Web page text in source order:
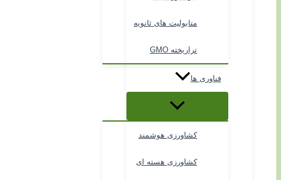
متابولیت های ثانویه
تراریخته GMO
فناوری ها
کشاورزی هوشمند
کشاورزی هسته ای